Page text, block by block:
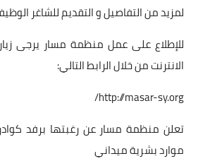
لمزيد من التفاصيل و التقديم للشاغر
للإطلاع على عمل منظمة مسار يرجى
الانترنت من خلال الرابط التالي:
http://masar-sy.org/
تعلن منظمة مسار عن رغبتها برفد
موارد بشرية ميداني